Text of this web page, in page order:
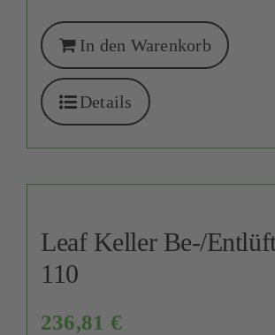
In den Warenkorb
Details
Leaf Keller Be-/
110
236,81 €